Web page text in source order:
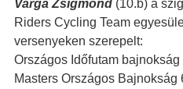
Varga Zsigmond (10.b) a
Riders Cycling Team
versenyeken szerepelt:
Országos Időfutam
Masters Országos